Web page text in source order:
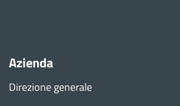
Azienda
Direzione generale